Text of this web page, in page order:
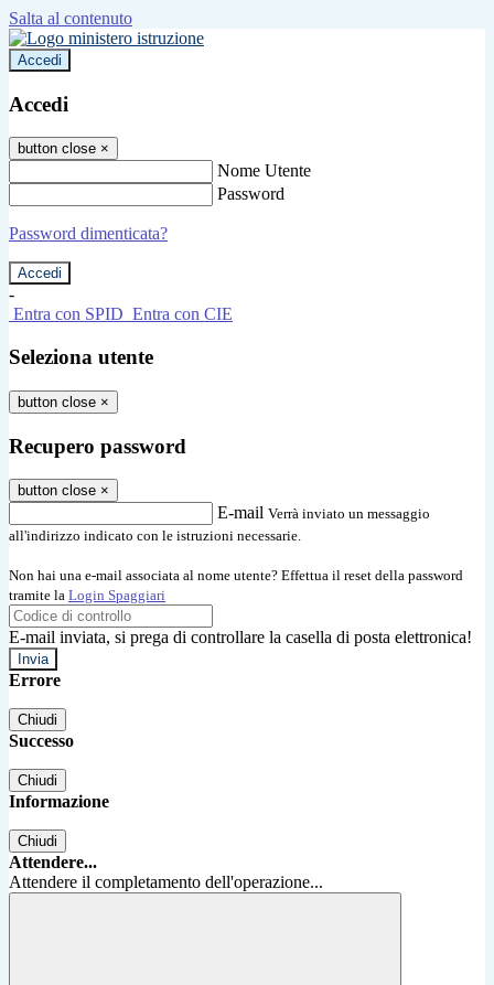
Salta al contenuto
Accedi
Accedi
button close ×
Nome Utente
Password
Password dimenticata?
-
Entra con SPID Entra con CIE
Seleziona utente
button close ×
Recupero password
button close ×
E-mail Verrà inviato un messaggio
all'indirizzo indicato con le istruzioni necessarie.
Non hai una e-mail associata al nome utente? Effettua il reset della password
tramite la Login Spaggiari
E-mail inviata, si prega di controllare la casella di posta elettronica!
Errore
Chiudi
Successo
Chiudi
Informazione
Chiudi
Attendere...
Attendere il completamento dell'operazione...